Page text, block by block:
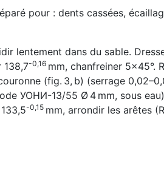
pour : dents cassées,
lentement dans du sable.
138,7-0,16 mm, chanfreiner 5×45°.
(fig. 3, b) (serrage
УОНИ-13/55 Ø 4 mm, sous
-0,15 mm, arrondir les arêtes